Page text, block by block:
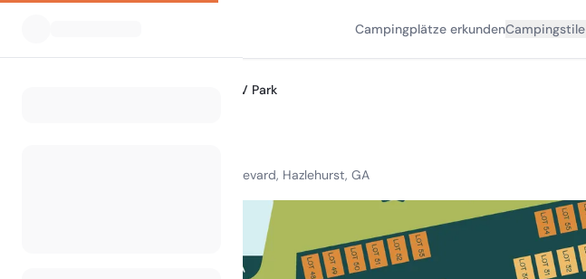
Campingplätze erkundenCampingstile
341 RV Park
147 Martin Luther King Jr Boulevard, Hazlehurst, GA